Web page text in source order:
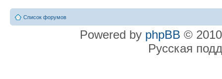
Список форумов
Powered by phpBB ©
Русская